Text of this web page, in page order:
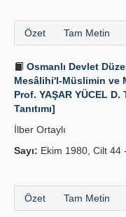
Özet Tam Metin
Osmanlı Devlet
Mesâlihi'l-Müslimin ve
Prof. YAŞAR YÜCEL D.
Tanıtımı]
İlber Ortaylı
Sayı: Ekim 1980, Cilt 44
Özet Tam Metin